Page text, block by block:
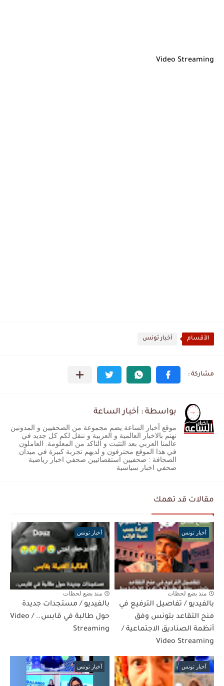
Video Streaming
الأقسام أخبار تونس
بواسطة : أخبار الساعة
موقع أخبار الساعة يضم مجموعة من الصحفيين و المدونين
نهتم بالاخبار العالمية و العربية و ننقل لكم كل جديد في
عالمنا العربي بعد التثبت و التاكد من المعلومة. العاملون
في هذا الموقع محترفون و لديهم تجربة كبيرة في ميدان
الصحافة : صحفيين استقصائيين صحفي اخبار رياضية
صحفي اخبار سياسية
مقالات قد تهمك
أخبار تونس
منذ بضع لحظات
بالفيديو / تفاصيل الترفيع في
منح التقاعد بتونس وفق
أنظمة الصناديق الاجتماعية /
Video Streaming
أخبار تونس
منذ بضع لحظات
بالفيديو / مستجدات جديدة
حول طالبة في قابس.. / Video
Streaming
أخبار تونس أخبار تونس